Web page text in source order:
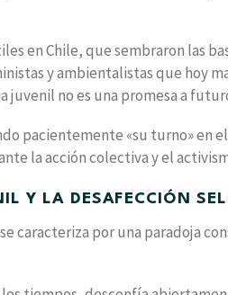
en Chile, que sembraron las
y ambientalistas que hoy
juvenil no es una promesa a
pacientemente «su turno» en
la acción colectiva y el
Y LA DESAFECCIÓN
caracteriza por una paradoja